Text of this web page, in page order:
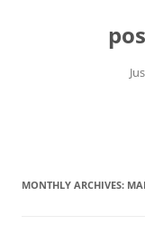
MONTHLY ARCHIVES: